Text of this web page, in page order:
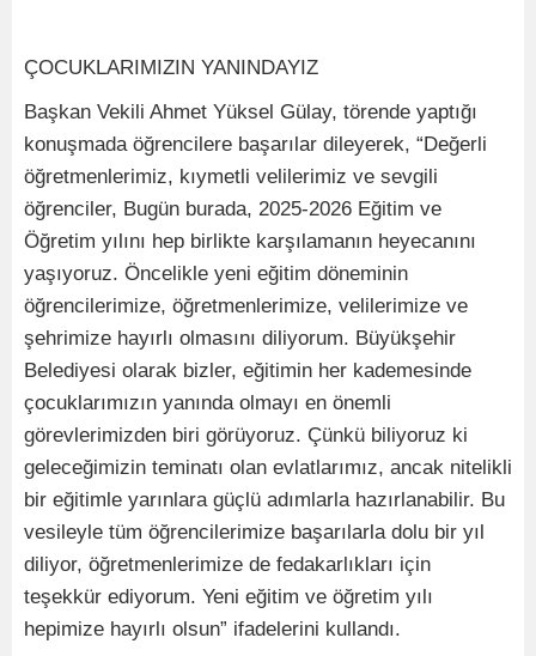
ÇOCUKLARIMIZIN YANINDAYIZ
Başkan Vekili Ahmet Yüksel Gülay, törende yaptığı
konuşmada öğrencilere başarılar dileyerek, “Değerli
öğretmenlerimiz, kıymetli velilerimiz ve sevgili
öğrenciler, Bugün burada, 2025-2026 Eğitim ve
Öğretim yılını hep birlikte karşılamanın heyecanını
yaşıyoruz. Öncelikle yeni eğitim döneminin
öğrencilerimize, öğretmenlerimize, velilerimize ve
şehrimize hayırlı olmasını diliyorum. Büyükşehir
Belediyesi olarak bizler, eğitimin her kademesinde
çocuklarımızın yanında olmayı en önemli
görevlerimizden biri görüyoruz. Çünkü biliyoruz ki
geleceğimizin teminatı olan evlatlarımız, ancak nitelikli
bir eğitimle yarınlara güçlü adımlarla hazırlanabilir. Bu
vesileyle tüm öğrencilerimize başarılarla dolu bir yıl
diliyor, öğretmenlerimize de fedakarlıkları için
teşekkür ediyorum. Yeni eğitim ve öğretim yılı
hepimize hayırlı olsun” ifadelerini kullandı.